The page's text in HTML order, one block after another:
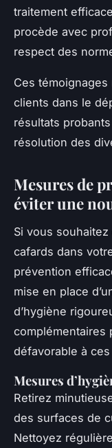
traitement
procède avec
respect des
Ces
clients dans le
résultats
résolution des
Mesures de
éviter une
Si vous
cafards dans
prévention
mise en place
d’hygiène
complémentaires
défavorable à
Mesures
Retirez
des surfaces de
Nettoyez